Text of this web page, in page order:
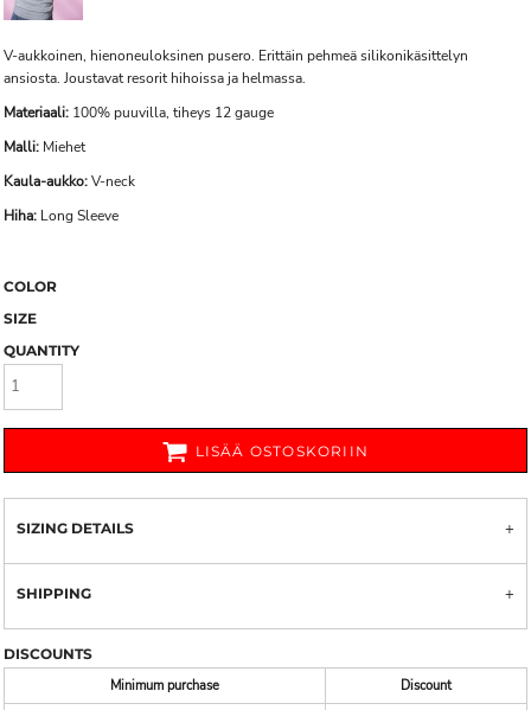
V-aukkoinen, hienoneuloksinen pusero. Erittäin pehmeä silikonikäsittelyn
ansiosta. Joustavat resorit hihoissa ja helmassa.
Materiaali: 100% puuvilla, tiheys 12 gauge
Malli: Miehet
Kaula-aukko:V-neck
Hiha: Long Sleeve
COLOR
SIZE
QUANTITY
LISÄÄ OSTOSKORIIN
SIZING DETAILS
SHIPPING
DISCOUNTS
Minimum purchase
Discount